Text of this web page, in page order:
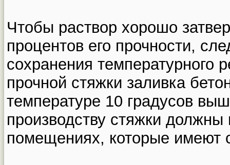
Чтобы раствор хорошо
процентов его прочности,
сохранения температурного
прочной стяжки заливка
температуре 10 градусов
производству стяжки
помещениях, которые имеют